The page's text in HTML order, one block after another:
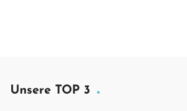
Unsere TOP 3